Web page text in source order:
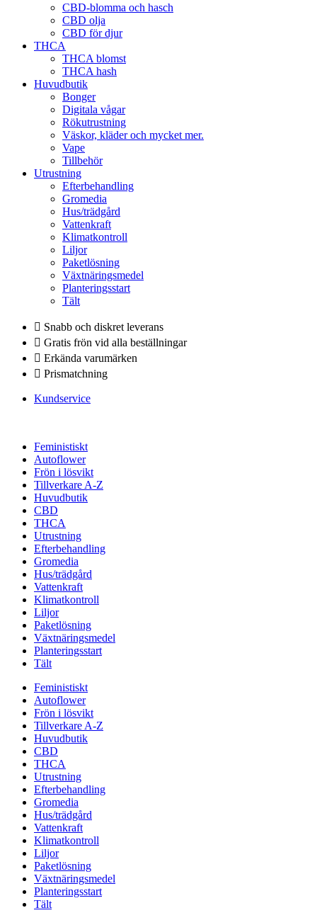
CBD-blomma och hasch
CBD olja
CBD för djur
THCA
THCA blomst
THCA hash
Huvudbutik
Bonger
Digitala vågar
Rökutrustning
Väskor, kläder och mycket mer.
Vape
Tillbehör
Utrustning
Efterbehandling
Gromedia
Hus/trädgård
Vattenkraft
Klimatkontroll
Liljor
Paketlösning
Växtnäringsmedel
Planteringsstart
Tält
Snabb och diskret leverans
Gratis frön vid alla beställningar
Erkända varumärken
Prismatchning
Kundservice
Feministiskt
Autoflower
Frön i lösvikt
Tillverkare A-Z
Huvudbutik
CBD
THCA
Utrustning
Efterbehandling
Gromedia
Hus/trädgård
Vattenkraft
Klimatkontroll
Liljor
Paketlösning
Växtnäringsmedel
Planteringsstart
Tält
Feministiskt
Autoflower
Frön i lösvikt
Tillverkare A-Z
Huvudbutik
CBD
THCA
Utrustning
Efterbehandling
Gromedia
Hus/trädgård
Vattenkraft
Klimatkontroll
Liljor
Paketlösning
Växtnäringsmedel
Planteringsstart
Tält